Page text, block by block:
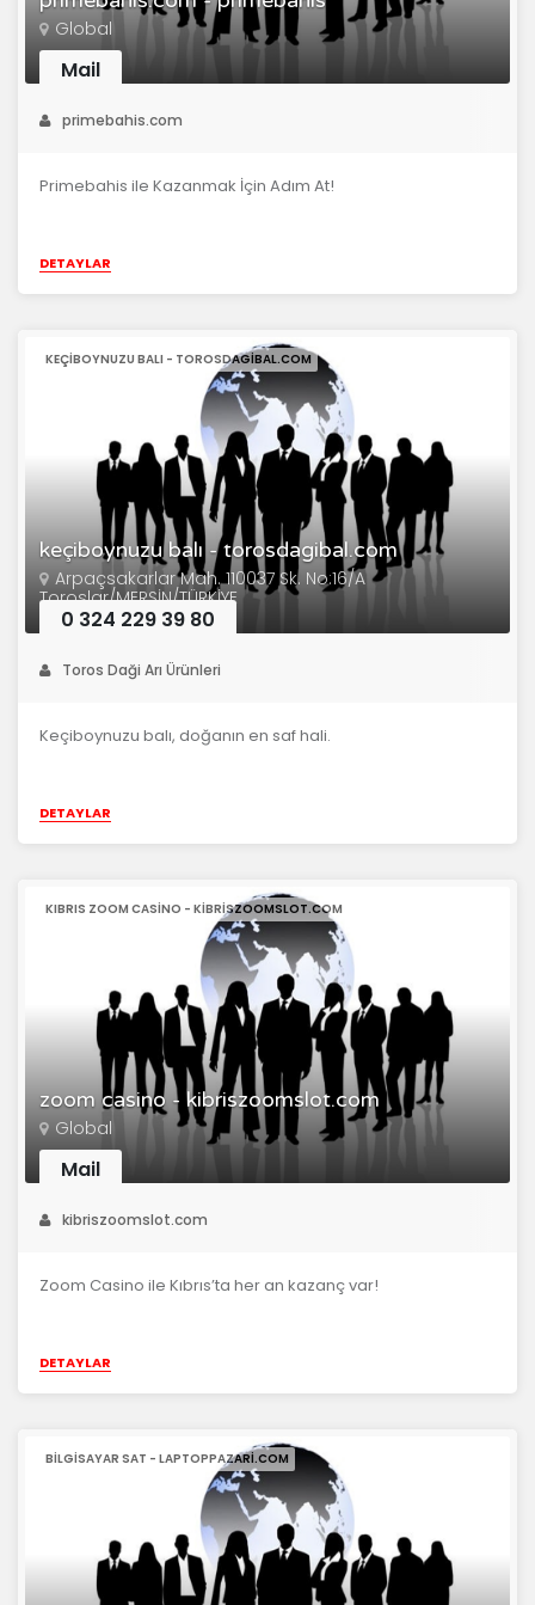
Global
Mail
primebahis.com
Primebahis ile Kazanmak İçin Adım At!
DETAYLAR
keçiboynuzu balı - torosdagibal.com
KEÇIBOYNUZU BALI - TOROSDAGIBAL.COM
Arpaçsakarlar Mah. 110037 Sk. No:16/A
Toroslar/MERSİN/TÜRKİYE
0 324 229 39 80
Toros Daği Arı Ürünleri
Keçiboynuzu balı, doğanın en saf hali.
DETAYLAR
zoom casino - kibriszoomslot.com
KIBRIS ZOOM CASINO - KIBRISZOOMSLOT.COM
Global
Mail
kibriszoomslot.com
Zoom Casino ile Kıbrıs’ta her an kazanç var!
DETAYLAR
BILGISAYAR SAT - LAPTOPPAZARI.COM